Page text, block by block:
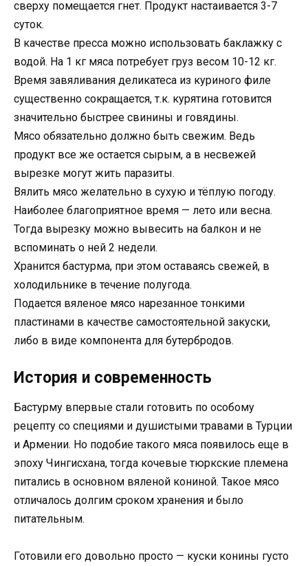
сверху помещается гнет. Продукт настаивается 3-7
суток.
В качестве пресса можно использовать баклажку с
водой. На 1 кг мяса потребует груз весом 10-12 кг.
Время завяливания деликатеса из куриного филе
существенно сокращается, т.к. курятина готовится
значительно быстрее свинины и говядины.
Мясо обязательно должно быть свежим. Ведь
продукт все же остается сырым, а в несвежей
вырезке могут жить паразиты.
Вялить мясо желательно в сухую и тёплую погоду.
Наиболее благоприятное время — лето или весна.
Тогда вырезку можно вывесить на балкон и не
вспоминать о ней 2 недели.
Хранится бастурма, при этом оставаясь свежей, в
холодильнике в течение полугода.
Подается вяленое мясо нарезанное тонкими
пластинами в качестве самостоятельной закуски,
либо в виде компонента для бутербродов.
История и современность
Бастурму впервые стали готовить по особому
рецепту со специями и душистыми травами в Турции
и Армении. Но подобие такого мяса появилось еще в
эпоху Чингисхана, тогда кочевые тюркские племена
питались в основном вяленой кониной. Такое мясо
отличалось долгим сроком хранения и было
питательным.
Готовили его довольно просто — куски конины густо